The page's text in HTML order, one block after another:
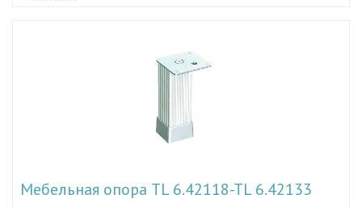
Мебельная опора TL 6.42118-TL 6.42133